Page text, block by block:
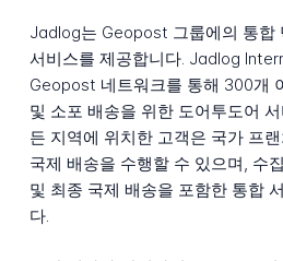
Jadlog는 Geopost 그룹에의 통합
서비스를 제공합니다. Jadlog
Geopost 네트워크를 통해 300개
및 소포 배송을 위한 도어투도어
든 지역에 위치한 고객은 국가 프
국제 배송을 수행할 수 있으며, 수
및 최종 국제 배송을 포함한 통합
다.